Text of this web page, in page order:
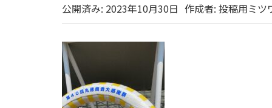
公開済み: 2023年10月30日 作成者: 投稿用ミツ